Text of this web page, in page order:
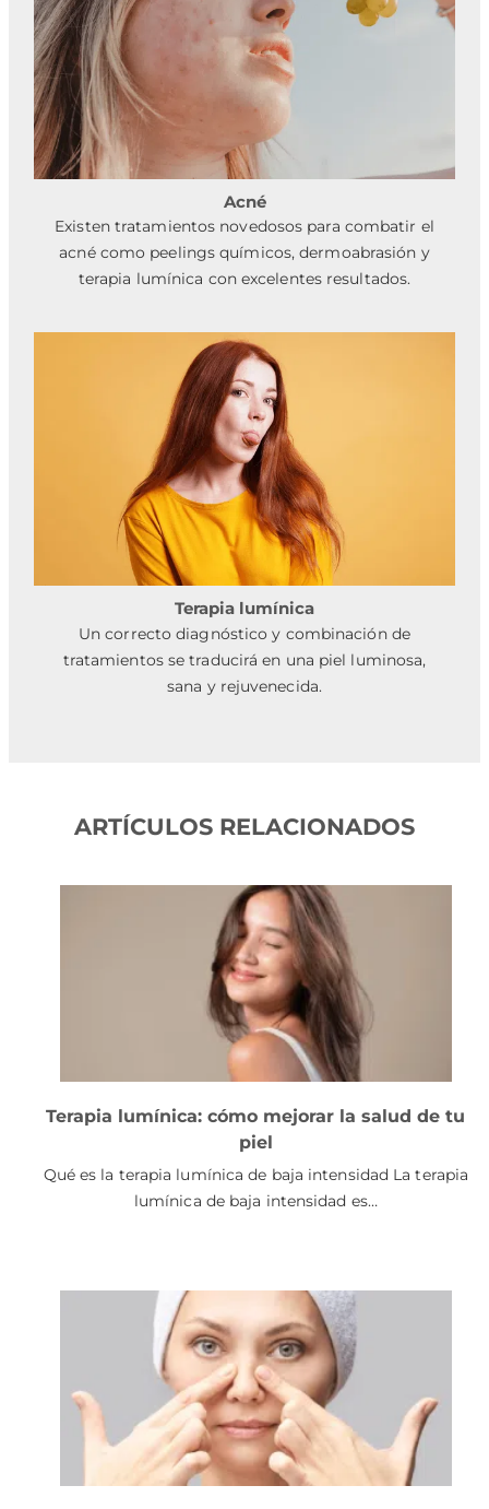
Acné
Existen tratamientos novedosos para combatir el
acné como peelings químicos, dermoabrasión y
terapia lumínica con excelentes resultados.
Terapia lumínica
Un correcto diagnóstico y combinación de
tratamientos se traducirá en una piel luminosa,
sana y rejuvenecida.
ARTÍCULOS RELACIONADOS
Terapia lumínica: cómo mejorar la salud de tu
piel
Qué es la terapia lumínica de baja intensidad La terapia
lumínica de baja intensidad es…